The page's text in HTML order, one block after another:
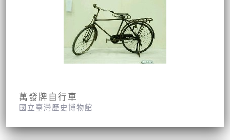
萬發牌自行車
國立臺灣歷史博物館